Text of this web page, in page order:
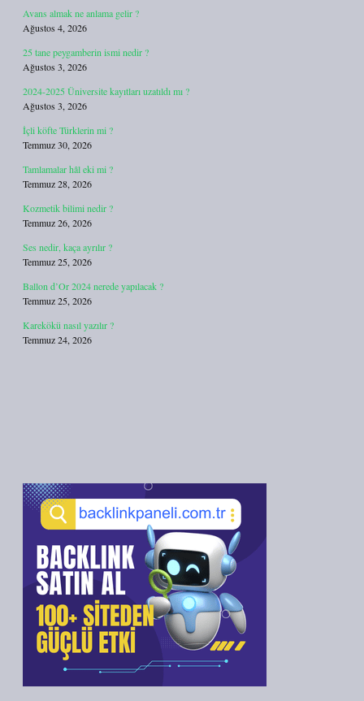
Avans almak ne anlama gelir ?
Ağustos 4, 2026
25 tane peygamberin ismi nedir ?
Ağustos 3, 2026
2024-2025 Üniversite kayıtları uzatıldı mı ?
Ağustos 3, 2026
İçli köfte Türklerin mi ?
Temmuz 30, 2026
Tamlamalar hâl eki mi ?
Temmuz 28, 2026
Kozmetik bilimi nedir ?
Temmuz 26, 2026
Ses nedir, kaça ayrılır ?
Temmuz 25, 2026
Ballon d’Or 2024 nerede yapılacak ?
Temmuz 25, 2026
Karekökü nasıl yazılır ?
Temmuz 24, 2026